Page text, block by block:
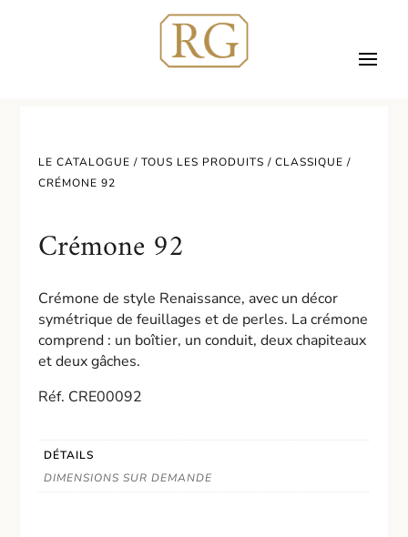
LE CATALOGUE /TOUS LES PRODUITS /CLASSIQUE /
CRÉMONE 92
Crémone 92
Crémone de style Renaissance, avec un décor
symétrique de feuillages et de perles. La crémone
comprend : un boîtier, un conduit, deux chapiteaux
et deux gâches.
Réf. CRE00092
DÉTAILS
DIMENSIONS SUR DEMANDE